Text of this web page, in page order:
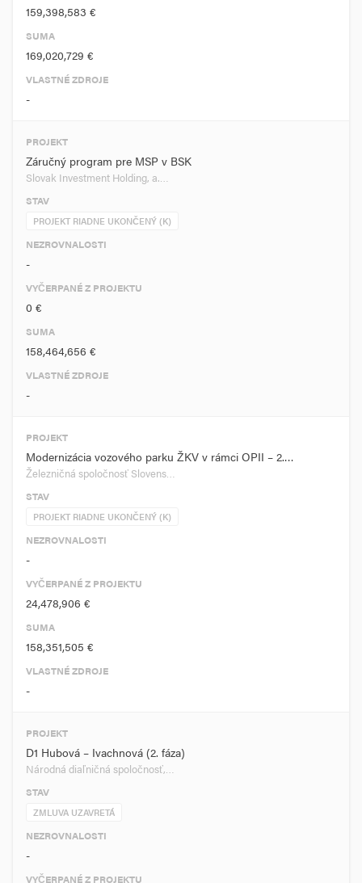
159,398,583 €
SUMA
169,020,729 €
VLASTNÉ ZDROJE
-
PROJEKT
Záručný program pre MSP v BSK
Slovak Investment Holding, a.…
STAV
PROJEKT RIADNE UKONČENÝ (K)
NEZROVNALOSTI
-
VYČERPANÉ Z PROJEKTU
0 €
SUMA
158,464,656 €
VLASTNÉ ZDROJE
-
PROJEKT
Modernizácia vozového parku ŽKV v rámci OPII – 2.…
Železničná spoločnosť Slovens…
STAV
PROJEKT RIADNE UKONČENÝ (K)
NEZROVNALOSTI
-
VYČERPANÉ Z PROJEKTU
24,478,906 €
SUMA
158,351,505 €
VLASTNÉ ZDROJE
-
PROJEKT
D1 Hubová – Ivachnová (2. fáza)
Národná diaľničná spoločnosť,…
STAV
ZMLUVA UZAVRETÁ
NEZROVNALOSTI
-
VYČERPANÉ Z PROJEKTU